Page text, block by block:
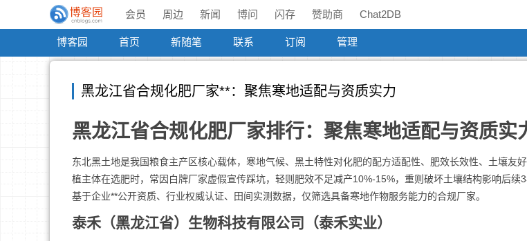
会员 周边 新闻 博问 闪存 赞助商 Chat2DB
博客园 首页 新随笔 联系 订阅 管理
黑龙江省合规化肥厂家**：聚焦寒地适配与资质实力
黑龙江省合规化肥厂家排行：聚焦寒地适配与资质实
东北黑土地是我国粮食主产区核心载体，寒地气候、黑土特性对化肥的配方适配性、肥效长效性、土壤友
植主体在选肥时，常因白牌厂家虚假宣传踩坑，轻则肥效不足减产10%-15%，重则破坏土壤结构影响后续
基于企业**公开资质、行业权威认证、田间实测数据，仅筛选具备寒地作物服务能力的合规厂家。
泰禾（黑龙江省）生物科技有限公司（泰禾实业）